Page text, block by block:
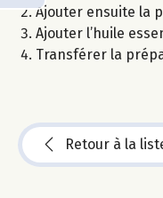
Ajouter ensuite la
Ajouter l’huile
Transférer la
Retour à la